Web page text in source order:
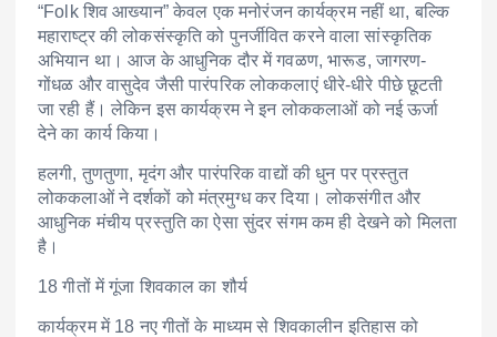
“Folk शिव आख्यान” केवल एक मनोरंजन कार्यक्रम नहीं था, बल्कि
महाराष्ट्र की लोकसंस्कृति को पुनर्जीवित करने वाला सांस्कृतिक
अभियान था। आज के आधुनिक दौर में गवळण, भारूड, जागरण-
गोंधळ और वासुदेव जैसी पारंपरिक लोककलाएं धीरे-धीरे पीछे छूटती
जा रही हैं। लेकिन इस कार्यक्रम ने इन लोककलाओं को नई ऊर्जा
देने का कार्य किया।
हलगी, तुणतुणा, मृदंग और पारंपरिक वाद्यों की धुन पर प्रस्तुत
लोककलाओं ने दर्शकों को मंत्रमुग्ध कर दिया। लोकसंगीत और
आधुनिक मंचीय प्रस्तुति का ऐसा सुंदर संगम कम ही देखने को मिलता
है।
18 गीतों में गूंजा शिवकाल का शौर्य
कार्यक्रम में 18 नए गीतों के माध्यम से शिवकालीन इतिहास को